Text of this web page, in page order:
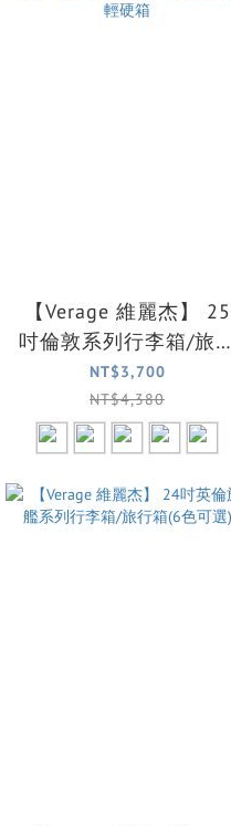
【Verage 維麗杰】 25
吋倫敦系列行李箱/旅行
箱(5色可選) 全台最輕硬
箱
NT$3,700
NT$4,380